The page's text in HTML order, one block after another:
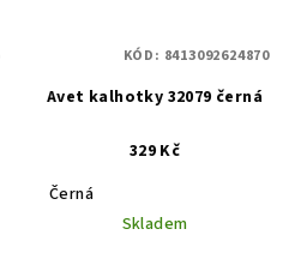
Avet kalhotky 32079 černá
329 Kč
Černá
Skladem
KÓD: 8413092624870